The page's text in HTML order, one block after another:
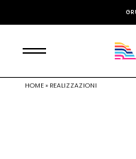
HOME» REALIZZAZIONI